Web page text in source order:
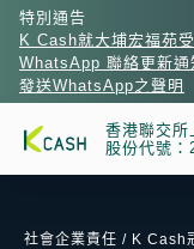
特別通告
K Cash就大埔宏福苑
WhatsApp 聯絡更新
發送WhatsApp之聲明
香港聯交所
股份代號
社會企業責任 / K Cash